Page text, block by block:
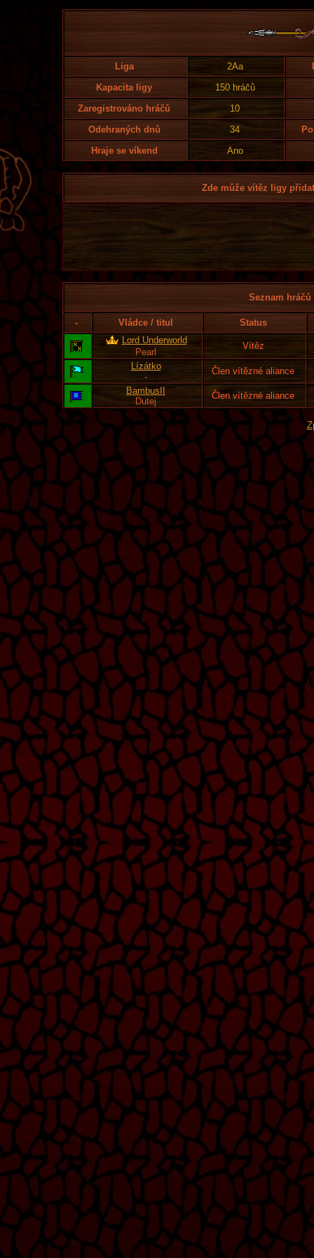
Liga 2Aa
Kapacita ligy
150 hráčů
Zaregistrováno hráčů
10
Odehraných dnů
34
Hraje se víkend
Ano
Zde může vítěz ligy
Seznam
- Vládce / titul
Status
Lord Underworld
Pearl
Vítěz
Lízátko
-
Člen vítězné aliance
BambusII
Dutej
Člen vítězné aliance